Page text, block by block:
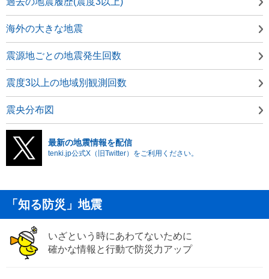
海外の大きな地震
震源地ごとの地震発生回数
震度3以上の地域別観測回数
震央分布図
最新の地震情報を配信
tenki.jp公式X（旧Twitter）をご利用ください。
「知る防災」地震
いざという時にあわてないために
確かな情報と行動で防災力アップ